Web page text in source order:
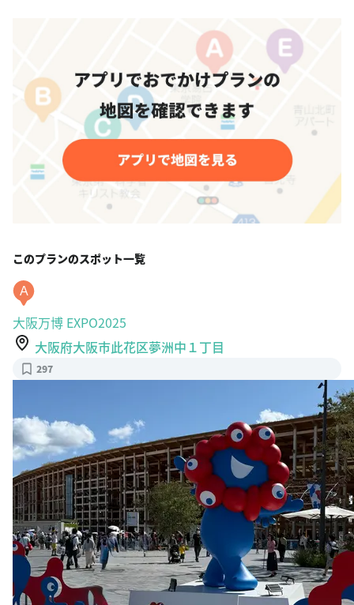
このプランのスポット一覧
A
大阪万博 EXPO2025
大阪府大阪市此花区夢洲中１丁目
297